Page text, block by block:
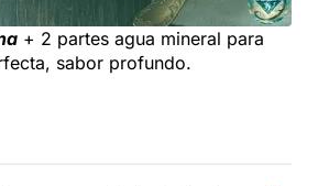
+ 2 partes agua mineral para
sabor profundo.